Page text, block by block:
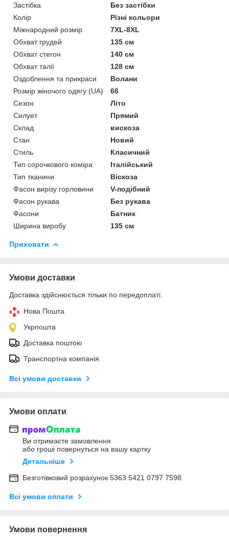
Застібка
Без застібки
Колір
Різні кольори
Міжнародний розмір
7XL-8XL
Обхват грудей
135 см
Обхват стегон
140 см
Обхват талії
128 см
Оздоблення та прикраси
Волани
Розмір жіночого одягу (UA)
66
Сезон
Літо
Силует
Прямий
Склад
вискоза
Стан
Новий
Стиль
Класичний
Тип сорочкового коміра
Італійський
Тип тканини
Віскоза
Фасон вирізу горловини
V-подібний
Фасон рукава
Без рукава
Фасони
Батник
Ширина виробу
135 см
Приховати
Умови доставки
Доставка здійснюється тільки по передоплаті.
Нова Пошта
Укрпошта
Доставка поштою
Транспортна компанія
Всі умови доставки
Умови оплати
Ви отримаєте замовлення
або гроші повернуться на вашу картку
Детальніше
Безготівковий розрахунок 5363 5421 0797 7598
Всі умови оплати
Умови повернення